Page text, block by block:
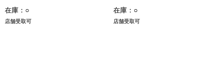
在庫：○
店舗受取可
在庫：○
店舗受取可